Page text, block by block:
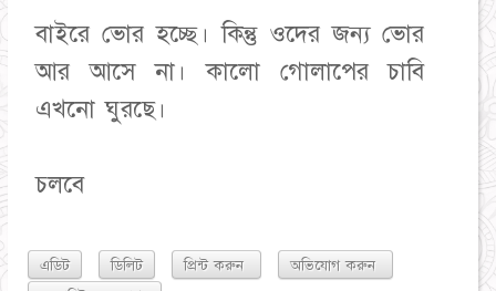
বাইরে ভোর হচ্ছে। কিন্তু ওদের জন্য ভোর
আর আসে না। কালো গোলাপের চাবি
এখনো ঘুরছে।
চলবে
এডিট ডিলিট প্রিন্ট করুন অভিযোগ করুন